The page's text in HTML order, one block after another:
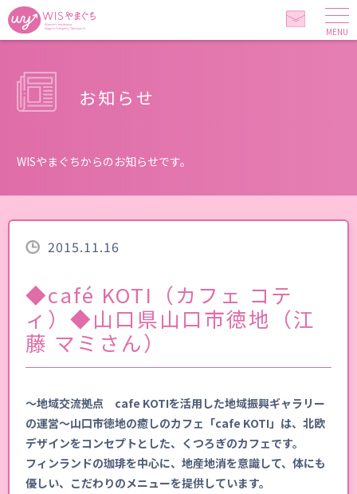
お知らせ
WISやまぐちからのお知らせです。
2015.11.16
◆café KOTI（カフェ コテ
ィ）◆山口県山口市徳地（江
藤 マミさん）
～地域交流拠点 cafe KOTIを活用した地域振興ギャラリー
の運営～山口市徳地の癒しのカフェ「cafe KOTI」は、北欧
デザインをコンセプトとした、くつろぎのカフェです。
フィンランドの珈琲を中心に、地産地消を意識して、体にも
優しい、こだわりのメニューを提供しています。
MENU